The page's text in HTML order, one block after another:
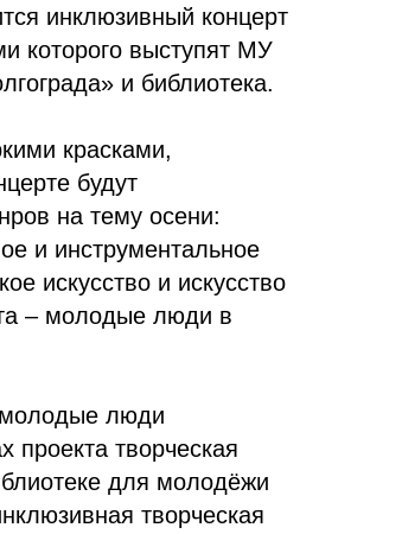
инклюзивный концерт
которого выступят МУ
и библиотека.
красками,
будут
на тему осени:
и инструментальное
искусство и искусство
– молодые люди в
люди
проекта творческая
для молодёжи
творческая